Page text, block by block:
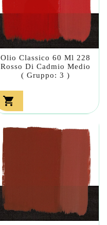
Olio Classico 60 Ml 228
Rosso Di Cadmio Medio
( Gruppo: 3 )
